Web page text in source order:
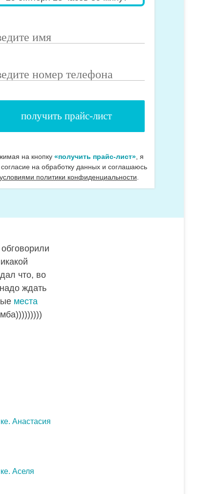
на кнопку «получить прайс-лист», я
на обработку данных и соглашаюсь
политики конфиденциальности
что, во
ждать
места
Анастасия
Аселя